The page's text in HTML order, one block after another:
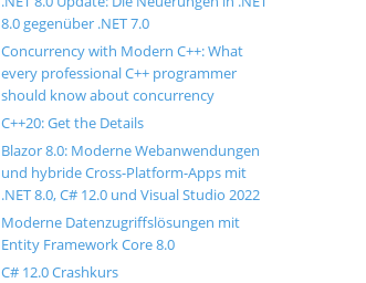
8.0 gegenüber .NET 7.0
Concurrency with Modern C++: What
every professional C++ programmer
should know about concurrency
C++20: Get the Details
Blazor 8.0: Moderne Webanwendungen
und hybride Cross-Platform-Apps mit
.NET 8.0, C# 12.0 und Visual Studio 2022
Moderne Datenzugriffslösungen mit
Entity Framework Core 8.0
C# 12.0 Crashkurs